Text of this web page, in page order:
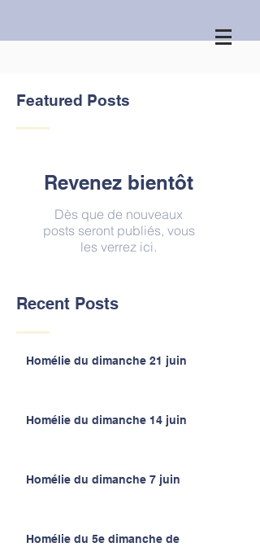
Featured Posts
Revenez bientôt
Dès que de nouveaux
posts seront publiés, vous
les verrez ici.
Recent Posts
Homélie du dimanche 21 juin
Homélie du dimanche 14 juin
Homélie du dimanche 7 juin
Homélie du 5e dimanche de